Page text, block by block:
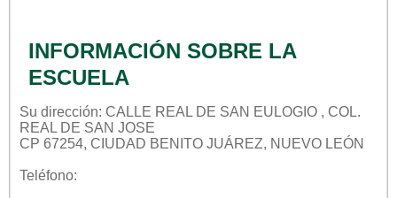
INFORMACIÓN SOBRE LA
ESCUELA
Su dirección: CALLE REAL DE SAN EULOGIO , COL.
REAL DE SAN JOSE
CP 67254, CIUDAD BENITO JUÁREZ, NUEVO LEÓN
Teléfono: